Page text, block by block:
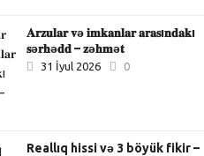
𝐀𝐫𝐳𝐮𝐥𝐚𝐫 𝐯ə 𝐢𝐦𝐤𝐚𝐧𝐥𝐚𝐫 𝐚𝐫𝐚𝐬ı𝐧𝐝𝐚𝐤ı
𝐬ə𝐫𝐡ə𝐝𝐝 – 𝐳ə𝐡𝐦ə𝐭
31 İyul 2026 0
Reallıq hissi və 3 böyük fikir –